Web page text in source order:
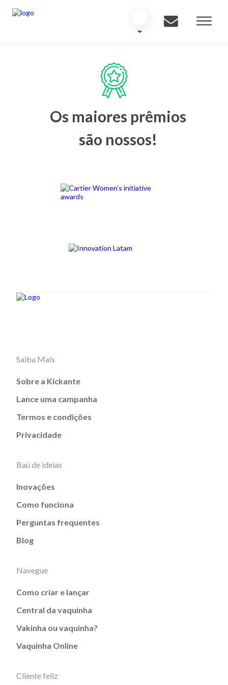
Os maiores prêmios
são nossos!
Saiba Mais
Sobre a Kickante
Lance uma campanha
Termos e condições
Privacidade
Baú de ideias
Inovações
Como funciona
Perguntas frequentes
Blog
Navegue
Como criar e lançar
Central da vaquinha
Vakinha ou vaquinha?
Vaquinha Online
Cliente feliz